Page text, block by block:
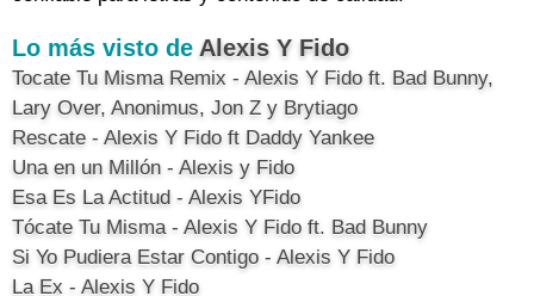
Lo más visto de Alexis Y Fido
Tocate Tu Misma Remix - Alexis Y Fido ft. Bad Bunny,
Lary Over, Anonimus, Jon Z y Brytiago
Rescate - Alexis Y Fido ft Daddy Yankee
Una en un Millón - Alexis y Fido
Esa Es La Actitud - Alexis YFido
Tócate Tu Misma - Alexis Y Fido ft. Bad Bunny
Si Yo Pudiera Estar Contigo - Alexis Y Fido
La Ex - Alexis Y Fido